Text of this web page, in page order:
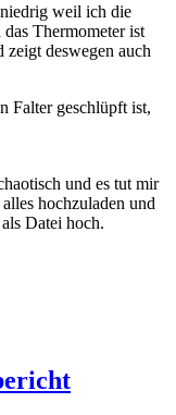
weil ich die
das Thermometer ist
deswegen auch
Falter geschlüpft ist,
und es tut mir
hochzuladen und
Datei hoch.